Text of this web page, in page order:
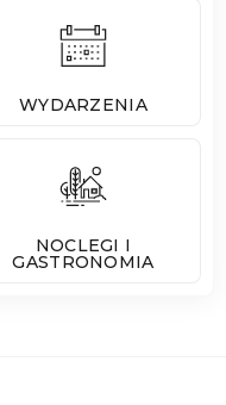
WYDARZENIA
NOCLEGI I
GASTRONOMIA